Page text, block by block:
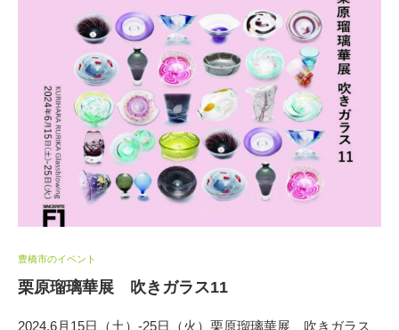
豊橋市のイベント
栗原瑠璃華展 吹きガラス11
2024.6月15日（土）-25日（火）栗原瑠璃華展 吹きガラス